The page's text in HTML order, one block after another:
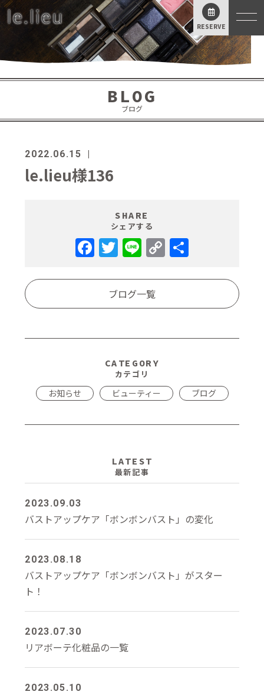
RESERVE
BLOG
ブログ
2022.06.15
le.lieu様136
SHARE
シェアする
ブログ一覧
CATEGORY
カテゴリ
お知らせ ビューティー ブログ
LATEST
最新記事
2023.09.03
バストアップケア「ボンボンバスト」の変化
2023.08.18
バストアップケア「ボンボンバスト」がスター
ト！
2023.07.30
リアボーテ化粧品の一覧
2023.05.10